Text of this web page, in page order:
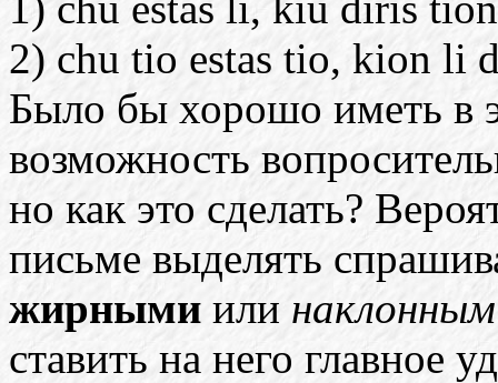
2) chu tio estas tio, kion li
Было бы хорошо иметь в
возможность
но как это сделать?
письме выделять
жирными или
ставить на него главное